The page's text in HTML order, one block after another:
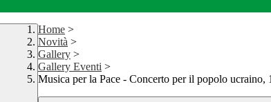
Home >
Novità >
Gallery >
Gallery Eventi >
Musica per la Pace - Concerto per il popolo ucraino,